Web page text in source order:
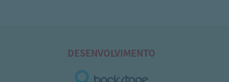
DESENVOLVIMENTO